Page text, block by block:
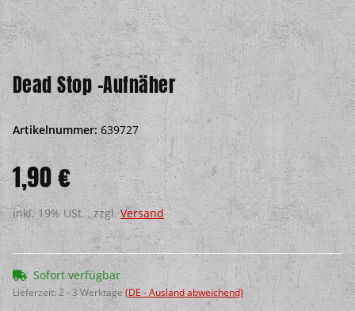
Dead Stop -Aufnäher
Artikelnummer:639727
1,90 €
inkl. 19% USt. , zzgl.Versand
Sofort verfügbar
Lieferzeit: 2 - 3 Werktage(DE - Ausland abweichend)